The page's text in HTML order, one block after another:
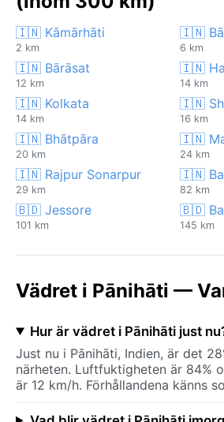
🇮🇳 Kāmārhāti
2 km
🇮🇳
6 km
🇮🇳 Bārāsat
12 km
🇮🇳
14 km
🇮🇳 Kolkata
14 km
🇮🇳
16 km
🇮🇳 Bhātpāra
20 km
🇮🇳
24 km
🇮🇳 Rajpur Sonarpur
29 km
🇮🇳
82 km
🇧🇩 Jessore
101 km
🇧🇩
145 km
Vädret i Pānihāti —
Hur är vädret i Pānihāti just
Just nu i Pānihāti, Indien, är det
närheten. Luftfuktigheten är 84%
är 12 km/h. Förhållandena känns